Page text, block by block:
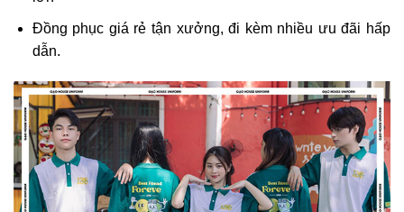
Đồng phục giá rẻ tận xưởng, đi kèm nhiều ưu đãi hấp
dẫn.